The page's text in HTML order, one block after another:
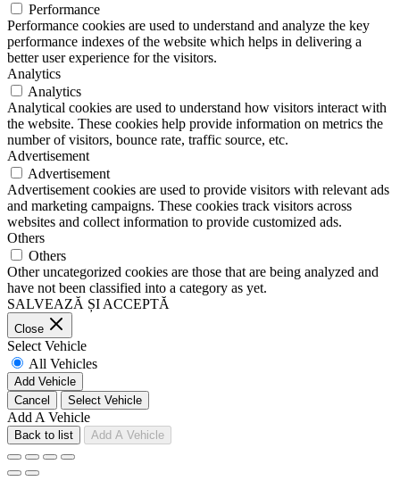
Performance
Performance cookies are used to understand and analyze the key
performance indexes of the website which helps in delivering a
better user experience for the visitors.
Analytics
Analytics
Analytical cookies are used to understand how visitors interact with
the website. These cookies help provide information on metrics the
number of visitors, bounce rate, traffic source, etc.
Advertisement
Advertisement
Advertisement cookies are used to provide visitors with relevant ads
and marketing campaigns. These cookies track visitors across
websites and collect information to provide customized ads.
Others
Others
Other uncategorized cookies are those that are being analyzed and
have not been classified into a category as yet.
SALVEAZĂ ȘI ACCEPTĂ
Close
Select Vehicle
All Vehicles
Add Vehicle
Cancel
Select Vehicle
Add A Vehicle
Back to list Add A Vehicle